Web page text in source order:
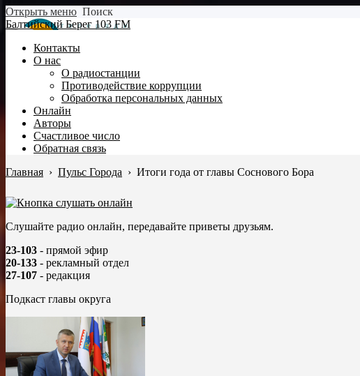
Открыть меню Поиск
Балтийский Берег 103 FM
Контакты
О нас
О радиостанции
Противодействие коррупции
Обработка персональных данных
Онлайн
Авторы
Счастливое число
Обратная связь
Главная › Пульс Города › Итоги года от главы Соснового Бора
Слушайте радио онлайн, передавайте приветы друзьям.
23-103 - прямой эфир
20-133 - рекламный отдел
27-107 - редакция
Подкаст главы округа